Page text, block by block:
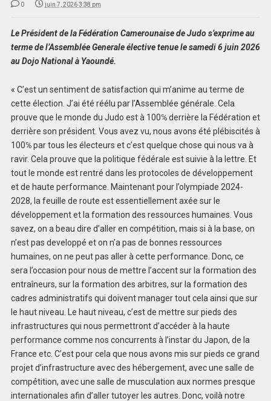
0 juin 7, 2026 3:38 pm
Le Président de la Fédération Camerounaise de Judo s’exprime au
terme de l’Assemblée Generale élective tenue le samedi 6 juin 2026
au Dojo National à Yaoundé.
« C’est un sentiment de satisfaction qui m’anime au terme de
cette élection. J’ai été réélu par l’Assemblée générale. Cela
prouve que le monde du Judo est à 100℅ derrière la Fédération et
derrière son président. Vous avez vu, nous avons été plébiscités à
100℅ par tous les électeurs et c’est quelque chose qui nous va à
ravir. Cela prouve que la politique fédérale est suivie à la lettre. Et
tout le monde est rentré dans les protocoles de développement
et de haute performance. Maintenant pour l’olympiade 2024-
2028, la feuille de route est essentiellement axée sur le
développement et la formation des ressources humaines. Vous
savez, on a beau dire d’aller en compétition, mais si à la base, on
n’est pas developpé et on n’a pas de bonnes ressources
humaines, on ne peut pas aller à cette performance. Donc, ce
sera l’occasion pour nous de mettre l’accent sur la formation des
entraîneurs, sur la formation des arbitres, sur la formation des
cadres administratifs qui doivent manager tout cela ainsi que sur
le haut niveau. Le haut niveau, c’est de mettre sur pieds des
infrastructures qui nous permettront d’accéder à la haute
performance comme nos concurrents à l’instar du Japon, de la
France etc. C’est pour cela que nous avons mis sur pieds ce grand
projet d’infrastructure avec des hébergement, avec une salle de
compétition, avec une salle de musculation aux normes presque
internationales afin d’aller tutoyer les autres. Donc, voilà notre